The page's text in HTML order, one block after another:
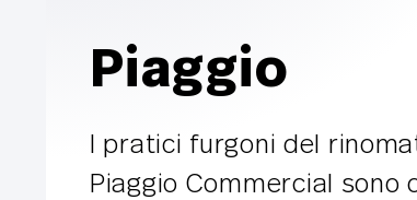
Piaggio
I pratici furgoni del
Piaggio Commercial sono